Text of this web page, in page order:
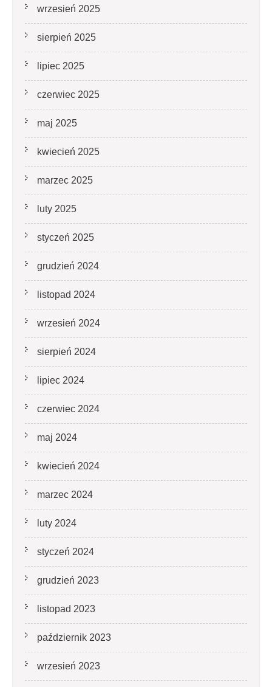
wrzesień 2025
sierpień 2025
lipiec 2025
czerwiec 2025
maj 2025
kwiecień 2025
marzec 2025
luty 2025
styczeń 2025
grudzień 2024
listopad 2024
wrzesień 2024
sierpień 2024
lipiec 2024
czerwiec 2024
maj 2024
kwiecień 2024
marzec 2024
luty 2024
styczeń 2024
grudzień 2023
listopad 2023
październik 2023
wrzesień 2023